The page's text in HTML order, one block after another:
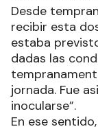
Al respecto, el
Solalinde,
salud y vida
nuestro
como así
Desde
recibir esta
estaba